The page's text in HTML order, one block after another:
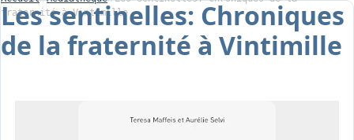
Association
fraternité à Vintimille
Les sentinelles: Chroniques
de la fraternité à Vintimille